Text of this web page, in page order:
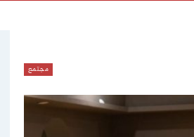
مجتمع